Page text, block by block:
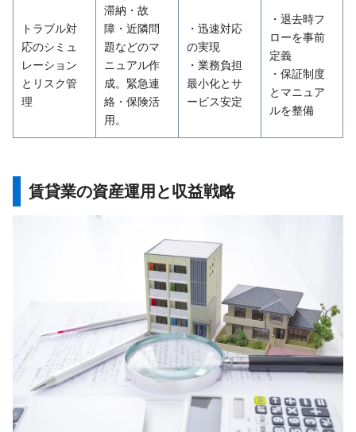
トラブル対
応のシミュ
レーション
とリスク管
理
滞納・故
障・近隣問
題などのマ
ニュアル作
成。緊急連
絡・保険活
用。
・迅速対応
の実現
・業務負担
最小化とサ
ービス安定
・退去時フ
ローを事前
定義
・保証制度
とマニュア
ルを整備
賃貸業の資産運用と収益戦略